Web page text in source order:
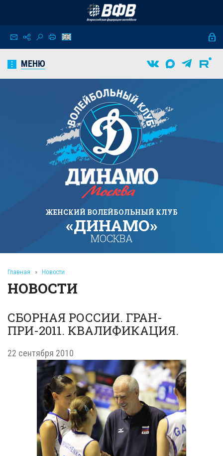
МЕНЮ
ЖЕНСКИЙ ВОЛЕЙБОЛЬНЫЙ КЛУБ
«ДИНАМО»
МОСКВА
Главная » Новости
НОВОСТИ
СБОРНАЯ РОССИИ. ГРАН-
ПРИ-2011. КВАЛИФИКАЦИЯ.
22 сентября 2010